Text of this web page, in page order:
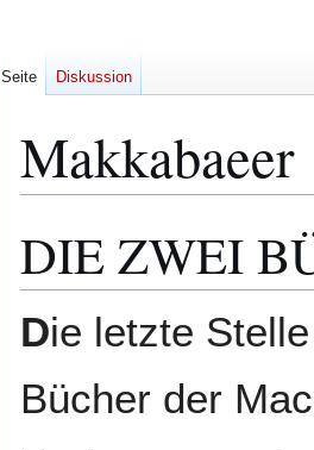
Makkabaeer
Navigation
Suche
DIE ZWEI
Die letzte
Bücher der
Seite Diskussion